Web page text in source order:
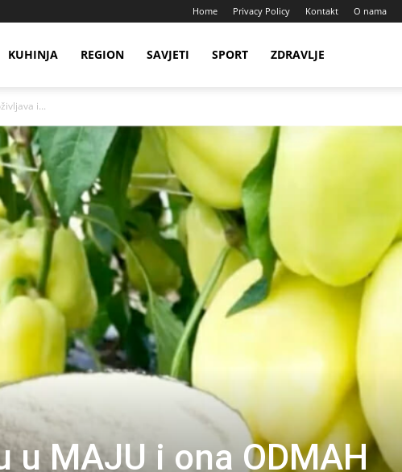
Home Privacy Policy Kontakt O nama
KUHINJA REGION SAVJETI SPORT ZDRAVLJE
i...
MAJU i ona ODMAH